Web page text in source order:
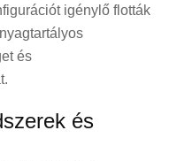
igénylő flották
és
és